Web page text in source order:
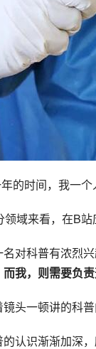
的时间，我一
域来看，在B站
对科普有浓烈
而我，则需要负
头一顿讲的科普
认识渐渐加深